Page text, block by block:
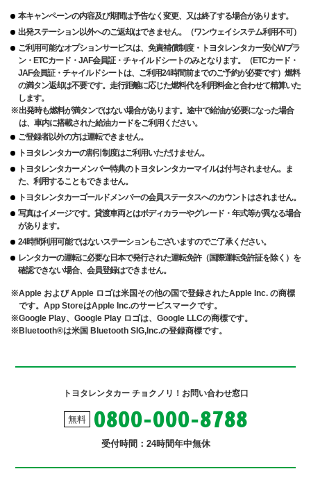
本キャンペーンの内容及び期間は予告なく変更、又は終了する場合があります。
出発ステーション以外へのご返却はできません。（ワンウェイシステム利用不可）
ご利用可能なオプションサービスは、免責補償制度・トヨタレンタカー安心Wプラ
ン・ETCカード・JAF会員証・チャイルドシートのみとなります。（ETCカード・
JAF会員証・チャイルドシートは、ご利用24時間前までのご予約が必要です）燃料
の満タン返却は不要です。走行距離に応じた燃料代を利用料金と合わせて精算いた
します。
出発時も燃料が満タンではない場合があります。途中で給油が必要になった場合
は、車内に搭載された給油カードをご利用ください。
ご登録者以外の方は運転できません。
トヨタレンタカーの割引制度はご利用いただけません。
トヨタレンタカーメンバー特典のトヨタレンタカーマイルは付与されません。ま
た、利用することもできません。
トヨタレンタカーゴールドメンバーの会員ステータスへのカウントはされません。
写真はイメージです。貸渡車両とはボディカラーやグレード・年式等が異なる場合
があります。
24時間利用可能ではないステーションもございますのでご了承ください。
レンタカーの運転に必要な日本で発行された運転免許（国際運転免許証を除く）を
確認できない場合、会員登録はできません。
Apple および Apple ロゴは米国その他の国で登録されたApple Inc. の商標
です。App StoreはApple Inc.のサービスマークです。
Google Play、Google Play ロゴは、Google LLCの商標です。
Bluetooth®は米国 Bluetooth SIG,Inc.の登録商標です。
トヨタレンタカー チョクノリ！お問い合わせ窓口
無料 0800-000-8788
受付時間：24時間年中無休